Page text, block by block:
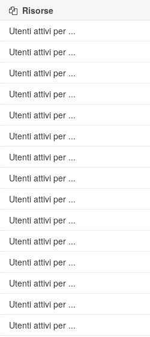
Risorse
Utenti attivi per ...
Utenti attivi per ...
Utenti attivi per ...
Utenti attivi per ...
Utenti attivi per ...
Utenti attivi per ...
Utenti attivi per ...
Utenti attivi per ...
Utenti attivi per ...
Utenti attivi per ...
Utenti attivi per ...
Utenti attivi per ...
Utenti attivi per ...
Utenti attivi per ...
Utenti attivi per ...